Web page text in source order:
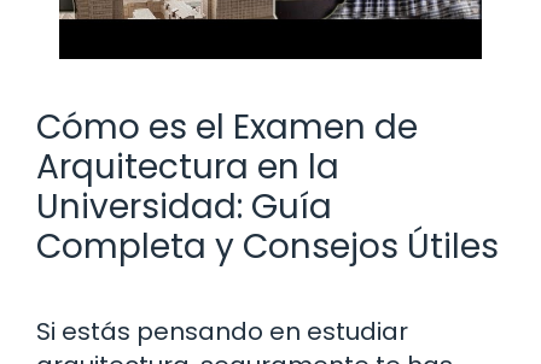
Cómo es el Examen de
Arquitectura en la
Universidad: Guía
Completa y Consejos Útiles
Si estás pensando en estudiar